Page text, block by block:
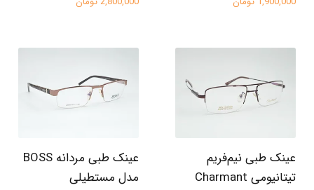
عینک طبی نیم‌فریم
تیتانیومی Charmant
عینک طبی مردانه BOSS
مدل مستطیلی